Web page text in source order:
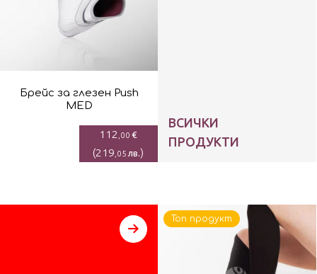
Брейс за глезен Push
MED
112 ,00 €
(219 ,05 лв.)
ВСИЧКИ
ПРОДУКТИ
Топ продукт